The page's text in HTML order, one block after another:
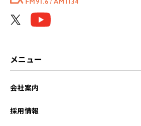
メニュー
会社案内
採用情報